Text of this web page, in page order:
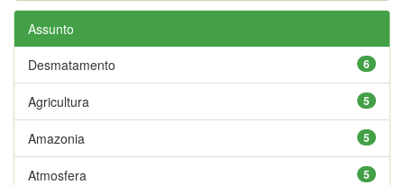
Assunto
6
Desmatamento
5
Agricultura
5
Amazonia
5
Atmosfera